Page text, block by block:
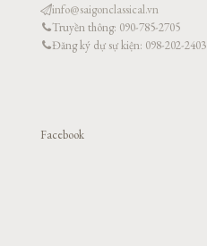
info@saigonclassical.vn
Truyền thông: 090-785-2705
Đăng ký dự sự kiện: 098-202-2403
Facebook